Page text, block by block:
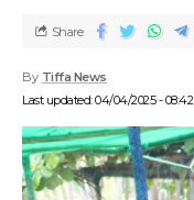
Last updated: 04/04/2025 - 08:42
By Tiffa News
Share